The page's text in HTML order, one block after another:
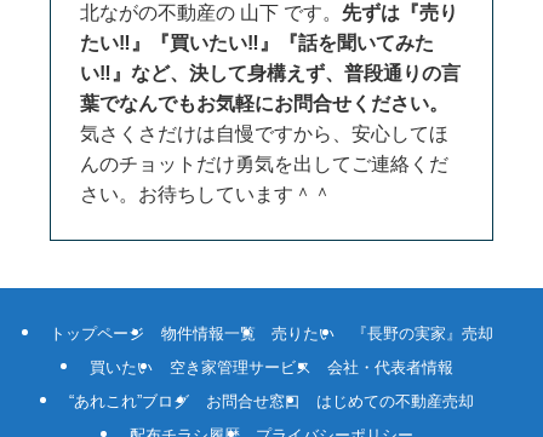
北ながの不動産の 山下 です。 先ずは『売り
たい‼』『買いたい‼』『話を聞いてみた
い‼』など、決して身構えず、普段通りの言
葉でなんでもお気軽にお問合せください。
気さくさだけは自慢ですから、安心してほ
んのチョットだけ勇気を出してご連絡くだ
さい。お待ちしています＾＾
トップページ 物件情報一覧 売りたい
『長野の実家』売却
買いたい
空き家管理サービス
会社・代表者情報
“あれこれ”ブログ
お問合せ窓口
はじめての不動産売却